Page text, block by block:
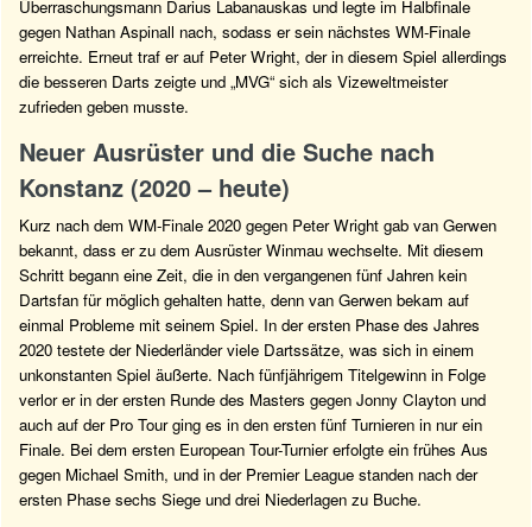
Überraschungsmann Darius Labanauskas und legte im Halbfinale
gegen Nathan Aspinall nach, sodass er sein nächstes WM-Finale
erreichte. Erneut traf er auf Peter Wright, der in diesem Spiel allerdings
die besseren Darts zeigte und „MVG“ sich als Vizeweltmeister
zufrieden geben musste.
Neuer Ausrüster und die Suche nach
Konstanz (2020 – heute)
Kurz nach dem WM-Finale 2020 gegen Peter Wright gab van Gerwen
bekannt, dass er zu dem Ausrüster Winmau wechselte. Mit diesem
Schritt begann eine Zeit, die in den vergangenen fünf Jahren kein
Dartsfan für möglich gehalten hatte, denn van Gerwen bekam auf
einmal Probleme mit seinem Spiel. In der ersten Phase des Jahres
2020 testete der Niederländer viele Dartssätze, was sich in einem
unkonstanten Spiel äußerte. Nach fünfjährigem Titelgewinn in Folge
verlor er in der ersten Runde des Masters gegen Jonny Clayton und
auch auf der Pro Tour ging es in den ersten fünf Turnieren in nur ein
Finale. Bei dem ersten European Tour-Turnier erfolgte ein frühes Aus
gegen Michael Smith, und in der Premier League standen nach der
ersten Phase sechs Siege und drei Niederlagen zu Buche.